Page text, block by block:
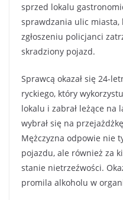
sprzed lokalu
sprawdzania ulic
zgłoszeniu policjanci
skradziony pojazd.
Sprawcą okazał się 24-
ryckiego, który
lokalu i zabrał leżące na
wybrał się na
Mężczyzna odpowie nie
pojazdu, ale również za
stanie nietrzeźwości.
promila alkoholu w